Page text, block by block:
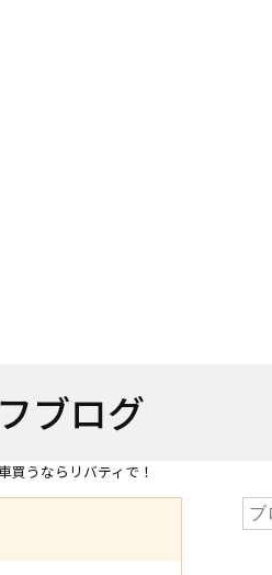
ブログ
買うならリバティで！